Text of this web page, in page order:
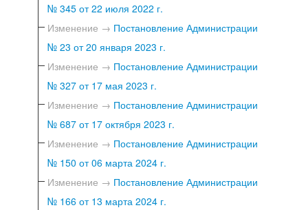
№ 345 от 22 июля 2022 г.
Изменение → Постановление Администрации
№ 23 от 20 января 2023 г.
Изменение → Постановление Администрации
№ 327 от 17 мая 2023 г.
Изменение → Постановление Администрации
№ 687 от 17 октября 2023 г.
Изменение → Постановление Администрации
№ 150 от 06 марта 2024 г.
Изменение → Постановление Администрации
№ 166 от 13 марта 2024 г.